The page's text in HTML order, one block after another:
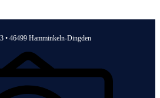
• 46499 Hamminkeln-Dingden